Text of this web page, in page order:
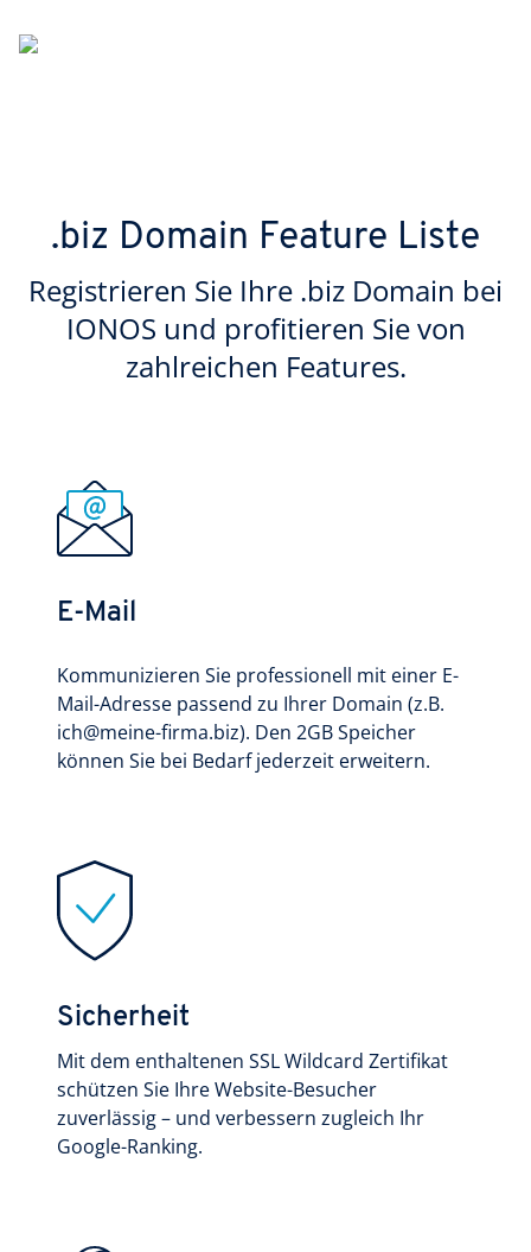
.biz Domain Feature Liste
Registrieren Sie Ihre .biz Domain bei
IONOS und profitieren Sie von
zahlreichen Features.
E-Mail
Kommunizieren Sie professionell mit einer E-
Mail-Adresse passend zu Ihrer Domain (z.B.
ich@meine-firma.biz). Den 2GB Speicher
können Sie bei Bedarf jederzeit erweitern.
Sicherheit
Mit dem enthaltenen SSL Wildcard Zertifikat
schützen Sie Ihre Website-Besucher
zuverlässig – und verbessern zugleich Ihr
Google-Ranking.